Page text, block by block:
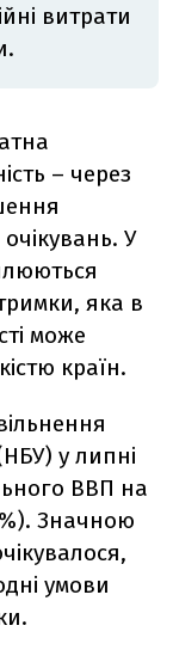
витрати
– через
У
яка в
може
країн.
у липні
ВВП на
Значною
умови